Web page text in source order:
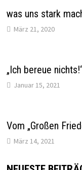
was uns stark
März 21, 2020
„Ich bereue
Januar 15, 2021
Vom „Großen
März 14, 2021